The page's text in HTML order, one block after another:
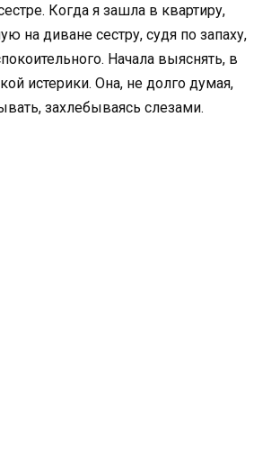
Когда я зашла в квартиру,
на диване сестру, судя по запаху,
Начала выяснять, в
истерики. Она, не долго думая,
захлебываясь слезами.